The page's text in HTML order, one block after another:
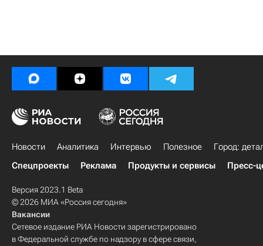
Новости Аналитика Интервью Полезное
Город:
Спецпроекты
Реклама Продукты и сервисы Пресс-
Версия 2023.1 Beta
© 2026 МИА «Россия сегодня»
Вакансии
Сетевое издание РИА Новости зарегистрировано
в Федеральной службе по надзору в сфере связи,